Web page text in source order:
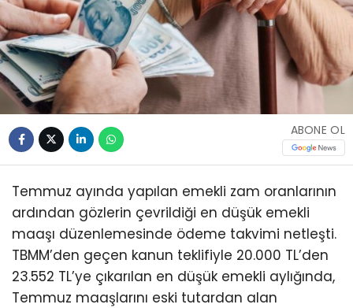
ABONE OL
Temmuz ayında yapılan emekli zam oranlarının
ardından gözlerin çevrildiği en düşük emekli
maaşı düzenlemesinde ödeme takvimi netleşti.
TBMM’den geçen kanun teklifiyle 20.000 TL’den
23.552 TL’ye çıkarılan en düşük emekli aylığında,
Temmuz maaşlarını eski tutardan alan